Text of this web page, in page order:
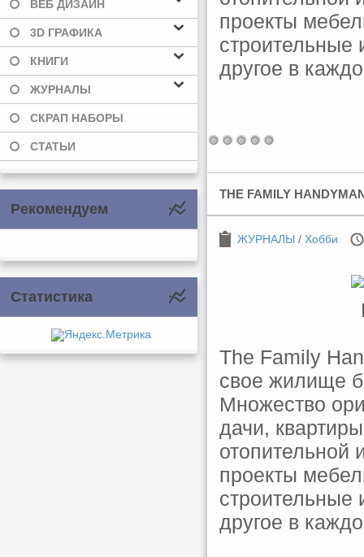
ВЕБ ДИЗАЙН
3D ГРАФИКА
КНИГИ
ЖУРНАЛЫ
СКРАП НАБОРЫ
СТАТЬИ
Рекомендуем
Статистика
проекты
строительные
другое в
THE FAMILY
ЖУРНАЛЫ / Хобби
The Family
свое жилище
Множество
дачи,
отопительной
проекты
строительные
другое в